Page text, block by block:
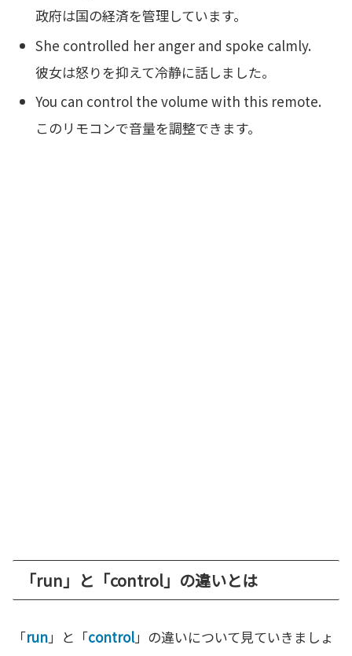
政府は国の経済を管理しています。
She controlled her anger and spoke calmly.
彼女は怒りを抑えて冷静に話しました。
You can control the volume with this remote.
このリモコンで音量を調整できます。
「run」と「control」の違いとは
「run」と「control」の違いについて見ていきましょ